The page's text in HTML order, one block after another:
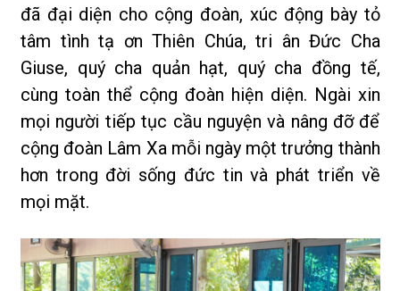
đã đại diện cho cộng đoàn, xúc động bày tỏ
tâm tình tạ ơn Thiên Chúa, tri ân Đức Cha
Giuse, quý cha quản hạt, quý cha đồng tế,
cùng toàn thể cộng đoàn hiện diện. Ngài xin
mọi người tiếp tục cầu nguyện và nâng đỡ để
cộng đoàn Lâm Xa mỗi ngày một trưởng thành
hơn trong đời sống đức tin và phát triển về
mọi mặt.